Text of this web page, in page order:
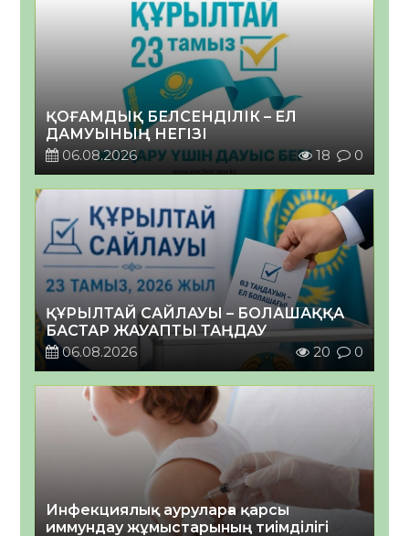
ҚОҒАМДЫҚ БЕЛСЕНДІЛІК – ЕЛ
ДАМУЫНЫҢ НЕГІЗІ
06.08.2026
18 0
ҚҰРЫЛТАЙ САЙЛАУЫ – БОЛАШАҚҚА
БАСТАР ЖАУАПТЫ ТАҢДАУ
06.08.2026
20 0
Инфекциялық ауруларға қарсы
иммундау жұмыстарының тиімділігі